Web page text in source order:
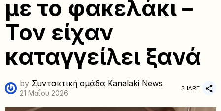
με το φακελάκι –
Τον είχαν
καταγγείλει ξανά
by Συντακτική ομάδα Kanalaki News
21 Μαΐου 2026
SHARE